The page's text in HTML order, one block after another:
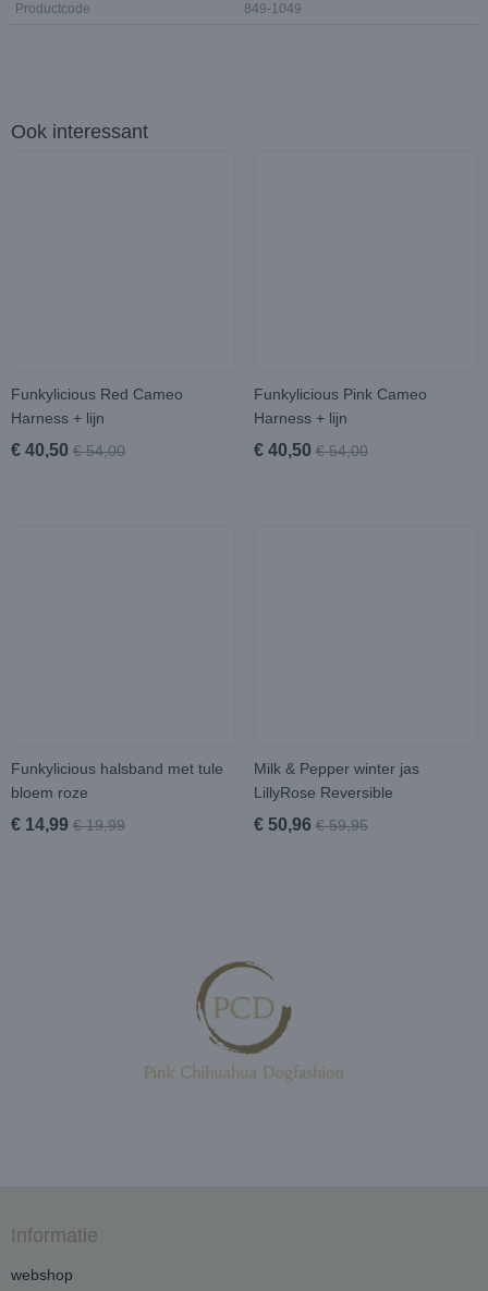
Productcode 849-1049
Ook interessant
Funkylicious Red Cameo
Harness + lijn
€ 40,50 € 54,00
Funkylicious Pink Cameo
Harness + lijn
€ 40,50 € 54,00
Funkylicious halsband met tule
bloem roze
€ 14,99 € 19,99
Milk & Pepper winter jas
LillyRose Reversible
€ 50,96 € 59,95
Informatie
webshop